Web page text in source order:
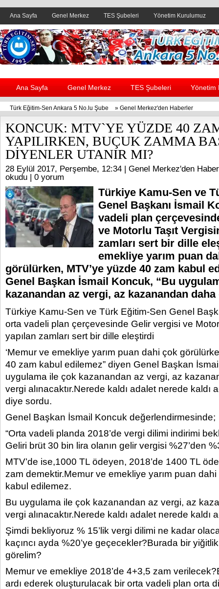
Ana Sayfa Genel Merkez TES Şubeleri Yönetim Kurulumuz
Header yanı reklam alanı
Ana Sayfa Genel Merkez TES Şubeleri Yönetim
Türk Eğitim-Sen Ankara 5 No.lu Şube » Genel Merkez'den Haberler
KONCUK: MTV`YE YÜZDE 40
YAPILIRKEN, BUÇUK ZAMMA
DİYENLER UTANIR MI?
28 Eylül 2017, Perşembe, 12:34 | Genel Merkez'den
okudu | 0 yorum
Türkiye Kamu-Sen ve
Genel Başkanı İsmail
vadeli plan
ve Motorlu Taşıt
zamları sert bir dille
emekliye yarım puan
görülürken, MTV’ye yüzde 40 zam kabul
Genel Başkan İsmail Koncuk, “Bu
kazanandan az vergi, az kazanandan
Türkiye Kamu-Sen ve Türk Eğitim-Sen Genel
orta vadeli plan çerçevesinde Gelir vergisi ve
yapılan zamları sert bir dille eleştirdi
‘Memur ve emekliye yarım puan dahi çok
40 zam kabul edilemez” diyen Genel Başkan
uygulama ile çok kazanandan az vergi, az
vergi alınacaktır.Nerede kaldı adalet nerede kaldı
diye sordu.
Genel Başkan İsmail Koncuk değerlendirmesinde;
“Orta vadeli planda 2018’de vergi dilimi indirimi
Geliri brüt 30 bin lira olanın gelir vergisi %27’den
MTV’de ise,1000 TL ödeyen, 2018’de 1400 TL
zam demektir.Memur ve emekliye yarım puan
kabul edilemez.
Bu uygulama ile çok kazanandan az vergi, az
vergi alınacaktır.Nerede kaldı adalet nerede kaldı
Şimdi bekliyoruz % 15’lik vergi dilimi ne kadar
kaçıncı ayda %20’ye geçecekler?Burada bir
görelim?
Memur ve emekliye 2018’de 4+3,5 zam
ardı ederek oluşturulacak bir orta vadeli plan orta